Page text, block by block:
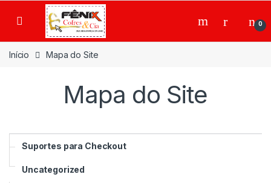
Ir para a navegação
Ir para o conteúdo
0
Início Mapa do Site
Mapa do Site
Suportes para Checkout
Uncategorized